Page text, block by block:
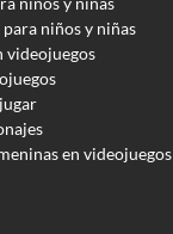
niños y niñas
videojuegos
en videojuegos